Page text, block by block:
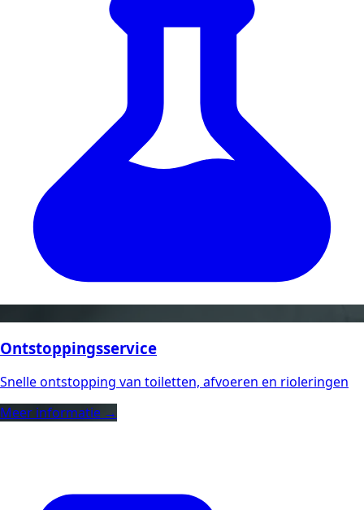
Ontstoppingsservice
Snelle ontstopping van toiletten, afvoeren en rioleringen
Meer informatie →